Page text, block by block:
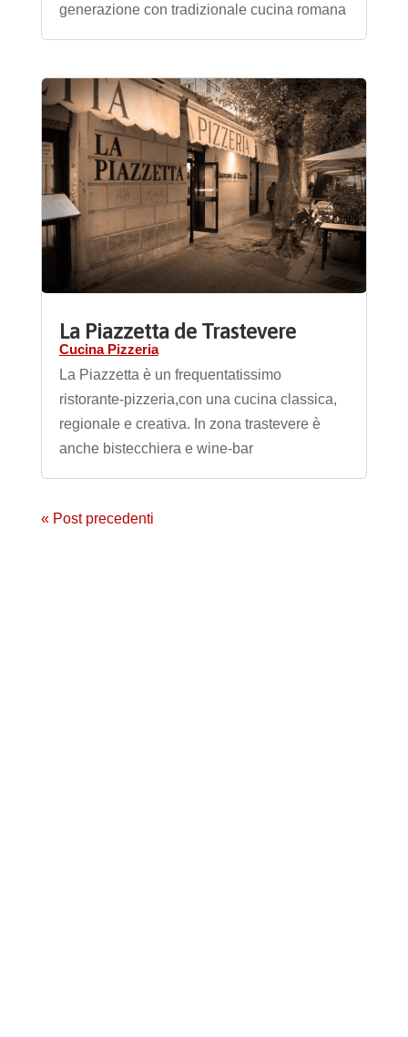
generazione con tradizionale cucina romana
La Piazzetta de Trastevere
Cucina Pizzeria
La Piazzetta è un frequentatissimo
ristorante-pizzeria,con una cucina classica,
regionale e creativa. In zona trastevere è
anche bistecchiera e wine-bar
« Post precedenti